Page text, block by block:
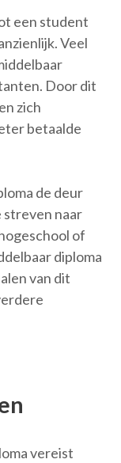
een student
Veel
Door dit
zich
betaalde
de deur
streven naar
of
diploma
van dit
vereist